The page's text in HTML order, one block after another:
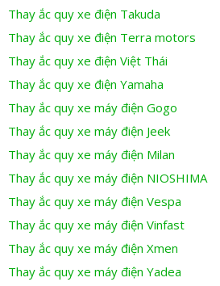
Thay ắc quy xe điện Takuda
Thay ắc quy xe điện Terra motors
Thay ắc quy xe điện Việt Thái
Thay ắc quy xe điện Yamaha
Thay ắc quy xe máy điện Gogo
Thay ắc quy xe máy điện Jeek
Thay ắc quy xe máy điện Milan
Thay ắc quy xe máy điện NIOSHIMA
Thay ắc quy xe máy điện Vespa
Thay ắc quy xe máy điện Vinfast
Thay ắc quy xe máy điện Xmen
Thay ắc quy xe máy điện Yadea